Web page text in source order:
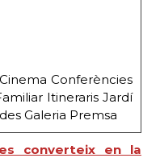
Conferències
Itineraris Jardí
Galeria Premsa
converteix en la